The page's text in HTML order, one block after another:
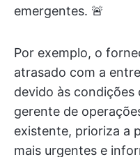
emergentes. 🚨
Por exemplo, o
atrasado com a
devido às condições
gerente de
existente, prioriza a
mais urgentes e